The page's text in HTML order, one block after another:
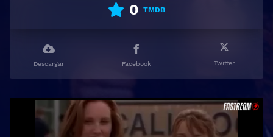
0 TMDB
Descargar Facebook Twitter